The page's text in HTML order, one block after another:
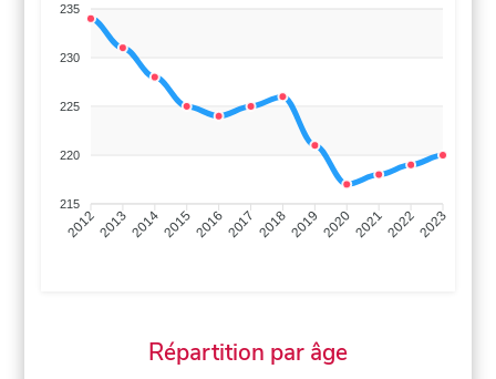
235
230
225
220
215
201220132014201520162017 20182019 2020202120222023
Répartition par âge